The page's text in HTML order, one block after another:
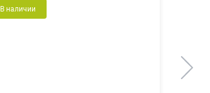
В наличии